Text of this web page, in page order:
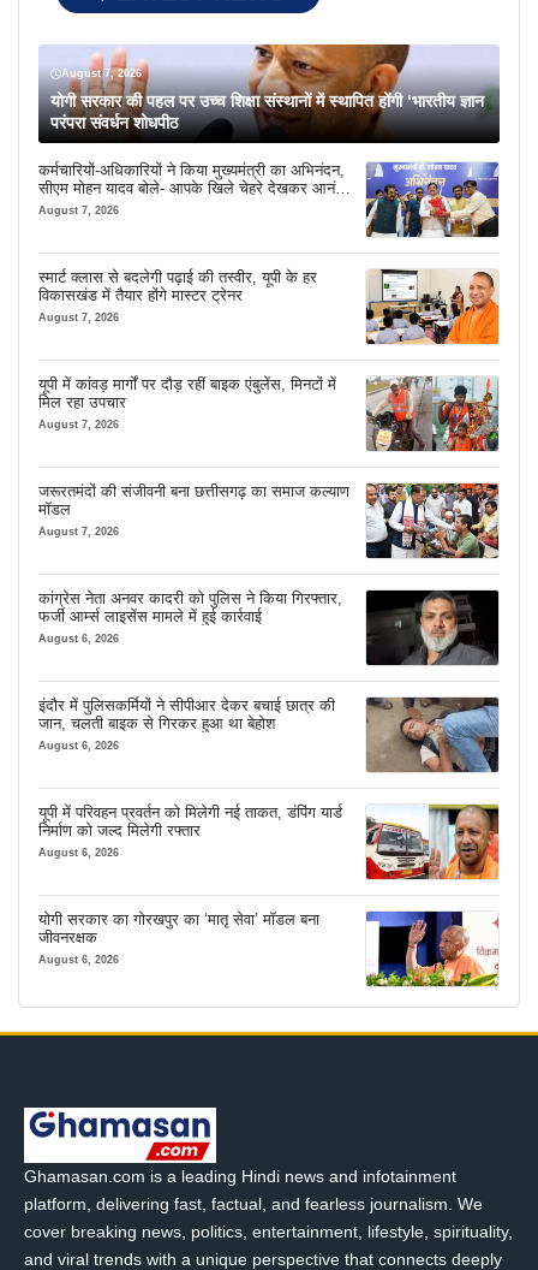
August 7, 2026
योगी सरकार की पहल पर उच्च शिक्षा संस्थानों में स्थापित होंगी ‘भारतीय ज्ञान
परंपरा संवर्धन शोधपीठ
कर्मचारियों-अधिकारियों ने किया मुख्यमंत्री का अभिनंदन,
सीएम मोहन यादव बोले- आपके खिले चेहरे देखकर आनंद
आता है
August 7, 2026
स्मार्ट क्लास से बदलेगी पढ़ाई की तस्वीर, यूपी के हर
विकासखंड में तैयार होंगे मास्टर ट्रेनर
August 7, 2026
यूपी में कांवड़ मार्गों पर दौड़ रहीं बाइक एंबुलेंस, मिनटों में
मिल रहा उपचार
August 7, 2026
जरूरतमंदों की संजीवनी बना छत्तीसगढ़ का समाज कल्याण
मॉडल
August 7, 2026
कांग्रेस नेता अनवर कादरी को पुलिस ने किया गिरफ्तार,
फर्जी आर्म्स लाइसेंस मामले में हुई कार्रवाई
August 6, 2026
इंदौर में पुलिसकर्मियों ने सीपीआर देकर बचाई छात्र की
जान, चलती बाइक से गिरकर हुआ था बेहोश
August 6, 2026
यूपी में परिवहन प्रवर्तन को मिलेगी नई ताकत, डंपिंग यार्ड
निर्माण को जल्द मिलेगी रफ्तार
August 6, 2026
योगी सरकार का गोरखपुर का ‘मातृ सेवा’ मॉडल बना
जीवनरक्षक
August 6, 2026
Ghamasan.com is a leading Hindi news and infotainment
platform, delivering fast, factual, and fearless journalism. We
cover breaking news, politics, entertainment, lifestyle, spirituality,
and viral trends with a unique perspective that connects deeply